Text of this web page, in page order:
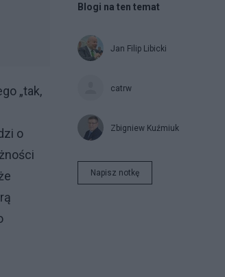
„tak,
o
Blogi na ten temat
Jan Filip Libicki
catrw
Zbigniew Kuźmiuk
Napisz notkę